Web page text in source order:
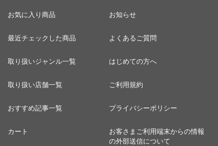
お気に入り商品
最近チェックした商品
取り扱いジャンル一覧
取り扱い店舗一覧
おすすめ記事一覧
カート
お知らせ
よくあるご質問
はじめての方へ
ご利用規約
プライバシーポリシー
お客さまご利用端末からの情報
の外部送信について